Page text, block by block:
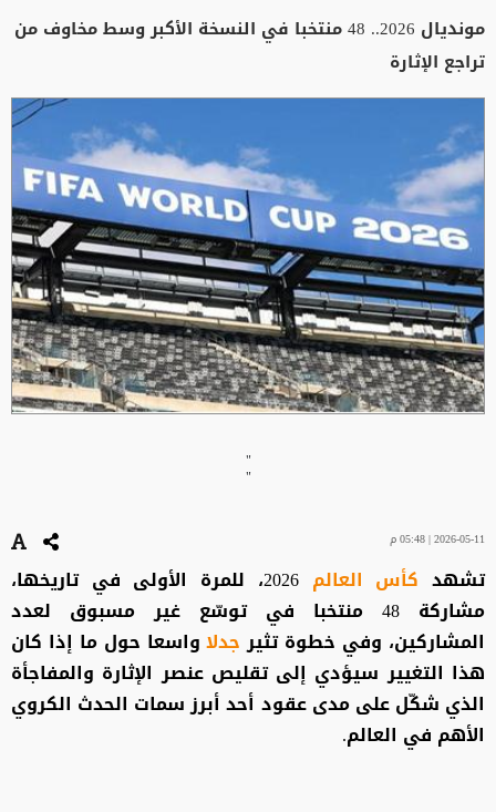
مونديال 2026.. 48 منتخبا في النسخة الأكبر وسط مخاوف من
تراجع الإثارة
"
"
2026-05-11 | 05:48 م
تشهدكأس العالم
2026، للمرة الأولى في تاريخها،
مشاركة 48 منتخبا في توسّع غير مسبوق لعدد
المشاركين، وفي خطوة تثيرجدلاواسعا حول ما إذا كان
هذا التغيير سيؤدي إلى تقليص عنصر الإثارة والمفاجأة
الذي شكّل على مدى عقود أحد أبرز سمات الحدث الكروي
الأهم في العالم.